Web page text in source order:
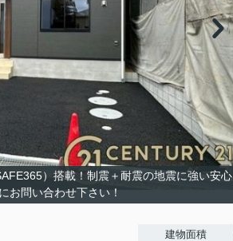
）搭載！制震＋耐震の地震に強い安心
お問い合わせ下さい！
建物面積